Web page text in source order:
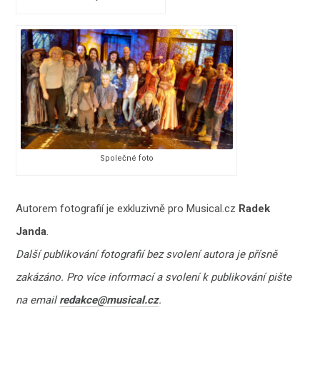
Společné foto
Autorem fotografií je exkluzivně pro Musical.cz Radek
Janda
Další publikování fotografií bez svolení autora je přísně
zakázáno. Pro více informací a svolení k publikování pište
na email redakce@musical.cz.